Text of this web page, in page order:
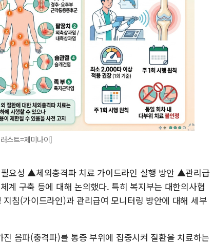
스트=제미나이]
요성 ▲체외충격파 치료 가이드라인 실행 방안 ▲관리급
계 구축 등에 대해 논의했다. 특히 복지부는 대한의사협
침(가이드라인)과 관리급여 모니터링 방안에 대해 세부
음파(충격파)를 통증 부위에 집중시켜 질환을 치료하는